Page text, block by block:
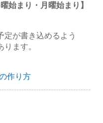
始まり・月曜始まり】
定が書き込めるよう
ます。
作り方